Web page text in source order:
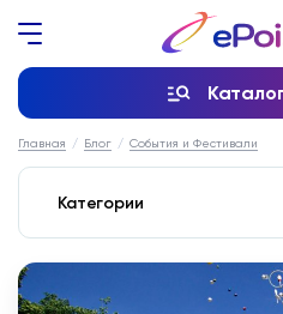
Главная Блог События и Фестивали